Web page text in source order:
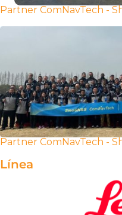
Partner ComNavTech -
Partner ComNavTech -
Línea